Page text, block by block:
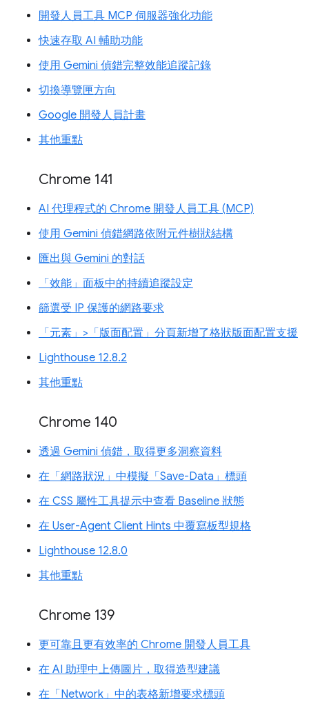
開發人員工具 MCP 伺服器強化功能
快速存取 AI 輔助功能
使用 Gemini 偵錯完整效能追蹤記錄
切換導覽匣方向
Google 開發人員計畫
其他重點
Chrome 141
AI 代理程式的 Chrome 開發人員工具 (MCP)
使用 Gemini 偵錯網路依附元件樹狀結構
匯出與 Gemini 的對話
「效能」面板中的持續追蹤設定
篩選受 IP 保護的網路要求
「元素」>「版面配置」分頁新增了格狀版面配置支援
Lighthouse 12.8.2
其他重點
Chrome 140
透過 Gemini 偵錯，取得更多洞察資料
在「網路狀況」中模擬「Save-Data」標頭
在 CSS 屬性工具提示中查看 Baseline 狀態
在 User-Agent Client Hints 中覆寫板型規格
Lighthouse 12.8.0
其他重點
Chrome 139
更可靠且更有效率的 Chrome 開發人員工具
在 AI 助理中上傳圖片，取得造型建議
在「Network」中的表格新增要求標頭